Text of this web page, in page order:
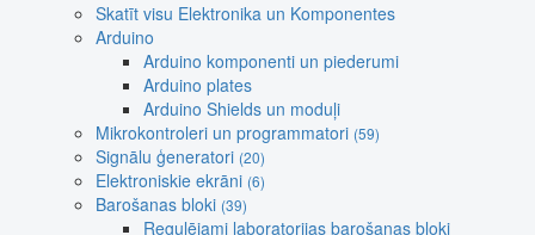
Skatīt visu Elektronika un Komponentes
Arduino
Arduino komponenti un piederumi
Arduino plates
Arduino Shields un moduļi
Mikrokontroleri un programmatori (59)
Signālu ģeneratori (20)
Elektroniskie ekrāni (6)
Barošanas bloki (39)
Regulējami laboratorijas barošanas bloki